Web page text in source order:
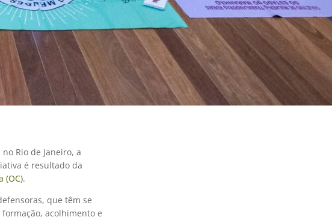
Rio de Janeiro, a
é resultado da
(OC).
que têm se
acolhimento e